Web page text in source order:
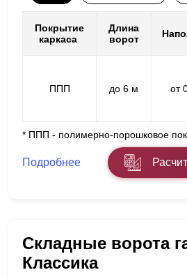
Покрытие
каркаса
Длина
ворот
ППП до 6 м от
* ППП - полимерно-порошковое
Подробнее
Складные ворота
Классика